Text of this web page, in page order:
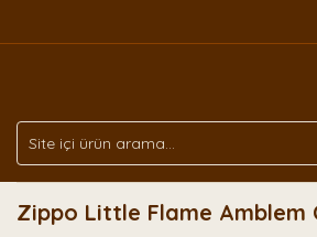
Zippo Little Flame Amblem